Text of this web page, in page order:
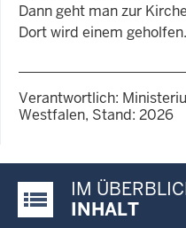
Dann geht man zur
Dort wird einem geholfen.
Verantwortlich:
Westfalen, Stand: 2026
Justiz-Portal im
IM
INHALT